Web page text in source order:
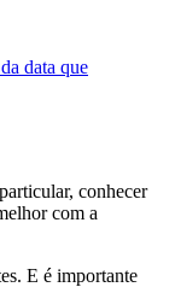
data que
conhecer
com a
E é importante